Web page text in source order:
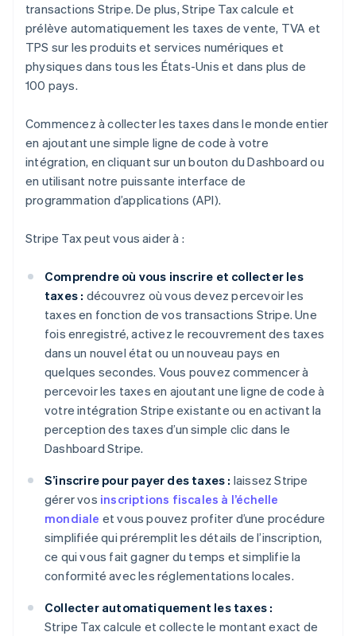
transactions Stripe. De plus, Stripe Tax calcule et
prélève automatiquement les taxes de vente, TVA et
TPS sur les produits et services numériques et
physiques dans tous les États-Unis et dans plus de
100 pays.
Commencez à collecter les taxes dans le monde entier
en ajoutant une simple ligne de code à votre
intégration, en cliquant sur un bouton du Dashboard ou
en utilisant notre puissante interface de
programmation d’applications (API).
Stripe Tax peut vous aider à :
Comprendre où vous inscrire et collecter les
taxes : découvrez où vous devez percevoir les
taxes en fonction de vos transactions Stripe. Une
fois enregistré, activez le recouvrement des taxes
dans un nouvel état ou un nouveau pays en
quelques secondes. Vous pouvez commencer à
percevoir les taxes en ajoutant une ligne de code à
votre intégration Stripe existante ou en activant la
perception des taxes d’un simple clic dans le
Dashboard Stripe.
S’inscrire pour payer des taxes : laissez Stripe
gérer vos inscriptions fiscales à l’échelle
mondiale et vous pouvez profiter d’une procédure
simplifiée qui préremplit les détails de l’inscription,
ce qui vous fait gagner du temps et simplifie la
conformité avec les réglementations locales.
Collecter automatiquement les taxes :
Stripe Tax calcule et collecte le montant exact de